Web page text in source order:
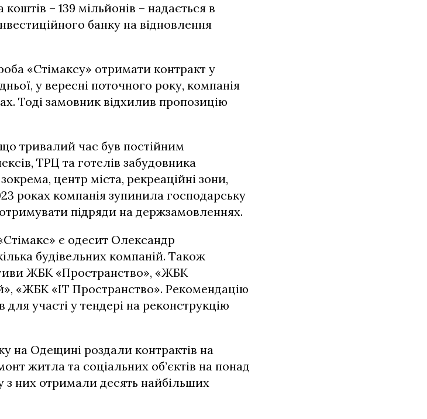
– 139 мільйонів – надається в
банку на відновлення
«Стімаксу» отримати контракт у
у вересні поточного року, компанія
Тоді замовник відхилив пропозицію
тривалий час був постійним
ТРЦ та готелів забудовника
центр міста, рекреаційні зони,
роках компанія зупинила господарську
підряди на держзамовленнях.
є одесит Олександр
будівельних компаній. Також
ЖБК «Пространство», «ЖБК
«ЖБК «ІТ Пространство». Рекомендацію
для участі у тендері на реконструкцію
на Одещині роздали контрактів на
житла та соціальних об’єктів на понад
них отримали десять найбільших